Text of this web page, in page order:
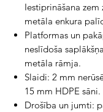
Iestiprināšana zem
metāla enkura
Platformas un
neslīdoša
metāla rāmja.
Slaidi: 2 mm
15 mm HDPE sāni.
Drošība un jumti: